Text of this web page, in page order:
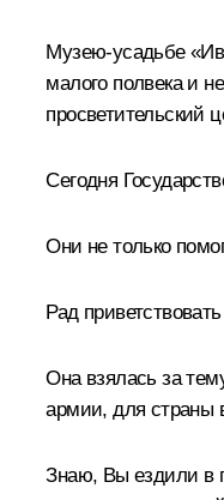
Музею-усадьбе
малого полвека и
просветительский
Сегодня
Они не только
Рад
Она взялась за
армии, для страны
Знаю, Вы ездили в